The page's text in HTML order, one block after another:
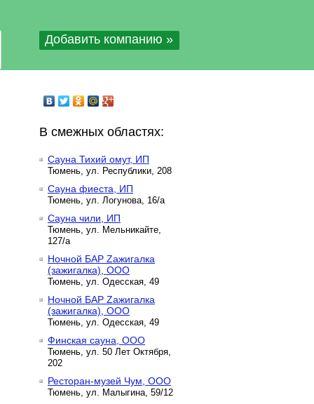
Добавить компанию »
В смежных областях:
Сауна Тихий омут, ИП
Тюмень, ул. Республики, 208
Сауна фиеста, ИП
Тюмень, ул. Логунова, 16/а
Сауна чили, ИП
Тюмень, ул. Мельникайте,
127/а
Ночной БАР Zажигалка
(зажигалка), ООО
Тюмень, ул. Одесская, 49
Ночной БАР Zажигалка
(зажигалка), ООО
Тюмень, ул. Одесская, 49
Финская сауна, ООО
Тюмень, ул. 50 Лет Октября,
202
Ресторан-музей Чум, ООО
Тюмень, ул. Малыгина, 59/12